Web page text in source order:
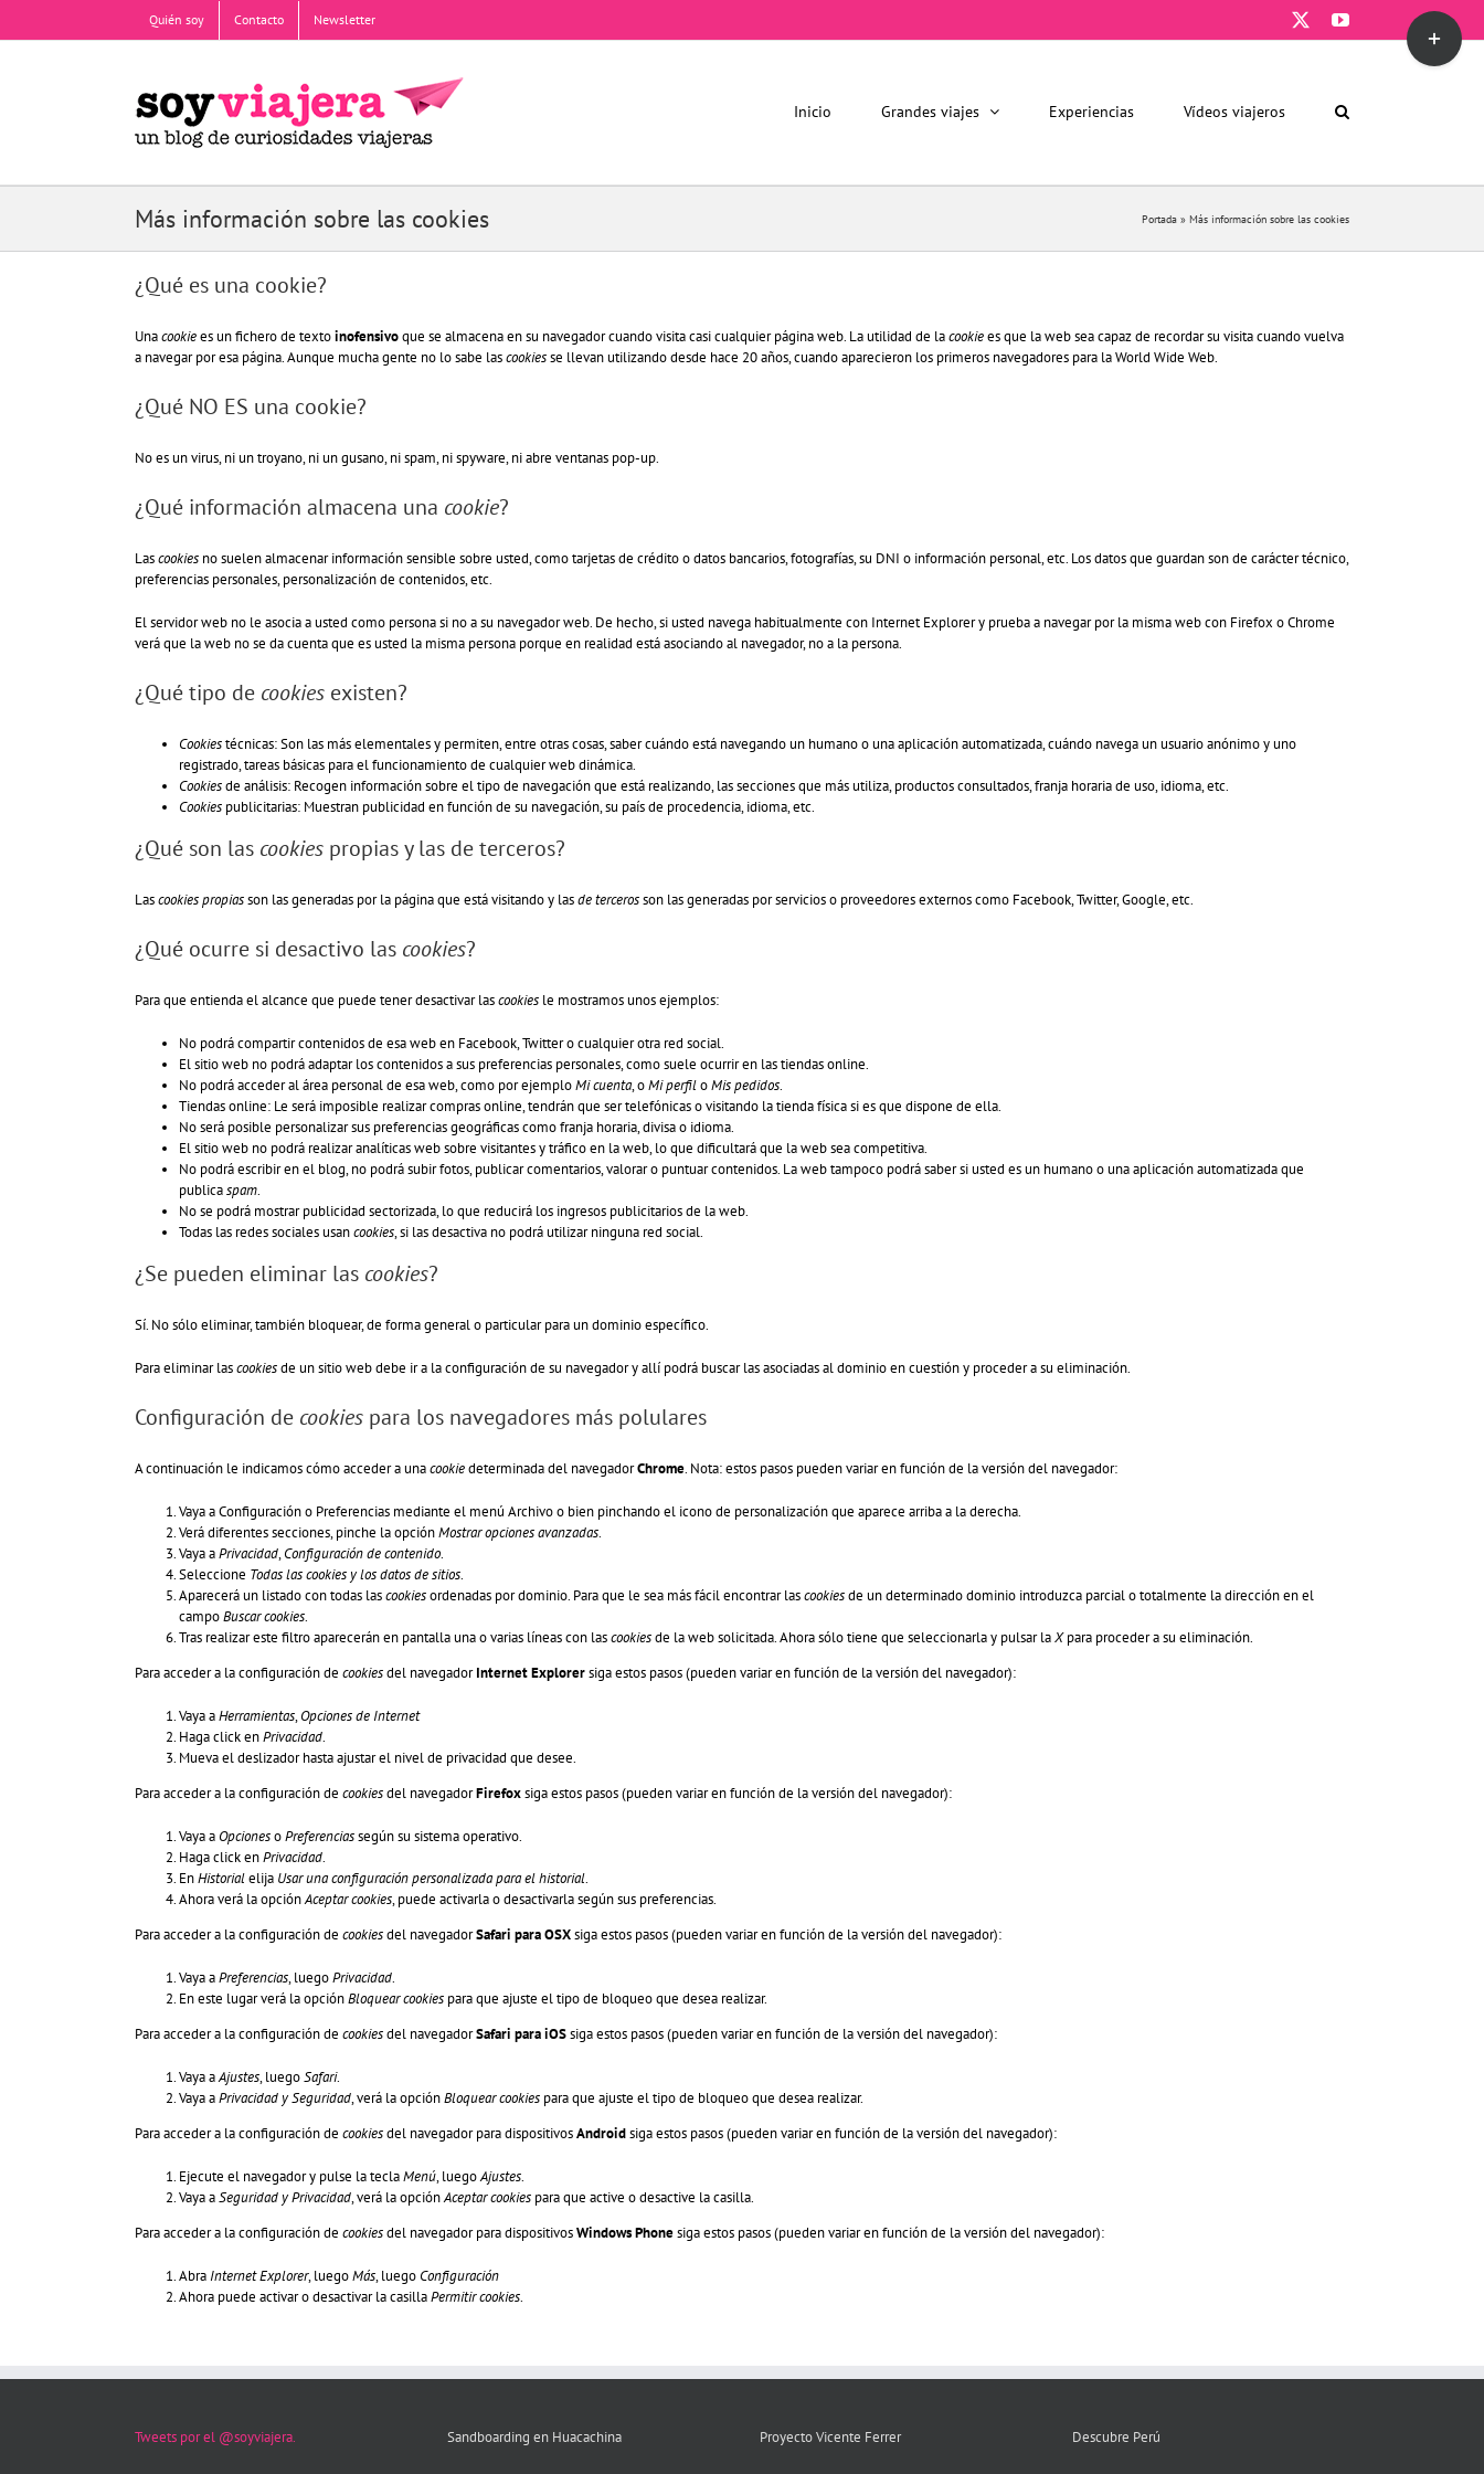
Quién soy Contacto Newsletter YouTube
Inicio Grandes viajes Experiencias Vídeos viajeros
Más información sobre las cookies Portada » Más información sobre las cookies
¿Qué es una cookie?
Unacookiees un fichero de textoinofensivoque se almacena en su navegador cuando visita casi cualquier página web. La utilidad de lacookiees que la web sea capaz de recordar su visita cuando vuelva
a navegar por esa página. Aunque mucha gente no lo sabe lascookiesse llevan utilizando desde hace 20 años, cuando aparecieron los primeros navegadores para la World Wide Web.
¿Qué NO ES una cookie?
No es un virus, ni un troyano, ni un gusano, ni spam, ni spyware, ni abre ventanas pop-up.
¿Qué información almacena una cookie?
Lascookies no suelen almacenar información sensible sobre usted, como tarjetas de crédito o datos bancarios, fotografías, su DNI o información personal, etc. Los datos que guardan son de carácter técnico,
preferencias personales, personalización de contenidos, etc.
El servidor web no le asocia a usted como persona si no a su navegador web. De hecho, si usted navega habitualmente con Internet Explorer y prueba a navegar por la misma web con Firefox o Chrome
verá que la web no se da cuenta que es usted la misma persona porque en realidad está asociando al navegador, no a la persona.
¿Qué tipo de cookies existen?
Cookiestécnicas: Son las más elementales y permiten, entre otras cosas, saber cuándo está navegando un humano o una aplicación automatizada, cuándo navega un usuario anónimo y uno
registrado, tareas básicas para el funcionamiento de cualquier web dinámica.
Cookiesde análisis: Recogen información sobre el tipo de navegación que está realizando, las secciones que más utiliza, productos consultados, franja horaria de uso, idioma, etc.
Cookies publicitarias: Muestran publicidad en función de su navegación, su país de procedencia, idioma, etc.
¿Qué son las cookies propias y las de terceros?
Lascookies propiasson las generadas por la página que está visitando y lasde tercerosson las generadas por servicios o proveedores externos como Facebook, Twitter, Google, etc.
¿Qué ocurre si desactivo las cookies?
Para que entienda el alcance que puede tener desactivar lascookies le mostramos unos ejemplos:
No podrá compartir contenidos de esa web en Facebook, Twitter o cualquier otra red social.
El sitio web no podrá adaptar los contenidos a sus preferencias personales, como suele ocurrir en las tiendas online.
No podrá acceder al área personal de esa web, como por ejemploMi cuenta, oMi perfiloMis pedidos.
Tiendas online: Le será imposible realizar compras online, tendrán que ser telefónicas o visitando la tienda física si es que dispone de ella.
No será posible personalizar sus preferencias geográficas como franja horaria, divisa o idioma.
El sitio web no podrá realizar analíticas web sobre visitantes y tráfico en la web, lo que dificultará que la web sea competitiva.
No podrá escribir en el blog, no podrá subir fotos, publicar comentarios, valorar o puntuar contenidos. La web tampoco podrá saber si usted es un humano o una aplicación automatizada que
publicaspam.
No se podrá mostrar publicidad sectorizada, lo que reducirá los ingresos publicitarios de la web.
Todas las redes sociales usancookies, si las desactiva no podrá utilizar ninguna red social.
¿Se pueden eliminar las cookies?
Sí. No sólo eliminar, también bloquear, de forma general o particular para un dominio específico.
Para eliminar lascookiesde un sitio web debe ir a la configuración de su navegador y allí podrá buscar las asociadas al dominio en cuestión y proceder a su eliminación.
Configuración de cookies para los navegadores más polulares
A continuación le indicamos cómo acceder a unacookiedeterminada del navegadorChrome. Nota: estos pasos pueden variar en función de la versión del navegador:
Vaya a Configuración o Preferencias mediante el menú Archivo o bien pinchando el icono de personalización que aparece arriba a la derecha.
Verá diferentes secciones, pinche la opciónMostrar opciones avanzadas.
Vaya aPrivacidad,Configuración de contenido.
Seleccione Todas lascookies y los datos de sitios.
Aparecerá un listado con todas lascookiesordenadas por dominio. Para que le sea más fácil encontrar lascookiesde un determinado dominio introduzca parcial o totalmente la dirección en el
campoBuscar cookies.
Tras realizar este filtro aparecerán en pantalla una o varias líneas con lascookiesde la web solicitada. Ahora sólo tiene que seleccionarla y pulsar laXpara proceder a su eliminación.
Para acceder a la configuración de cookiesdel navegadorInternet Explorersiga estos pasos (pueden variar en función de la versión del navegador):
Vaya aHerramientas,Opciones de Internet
Haga click enPrivacidad.
Mueva el deslizador hasta ajustar el nivel de privacidad que desee.
Para acceder a la configuración de cookiesdel navegadorFirefoxsiga estos pasos (pueden variar en función de la versión del navegador):
Vaya a OpcionesoPreferenciassegún su sistema operativo.
Haga click enPrivacidad.
EnHistorialelija Usar una configuración personalizada para el historial.
Ahora verá la opciónAceptar cookies, puede activarla o desactivarla según sus preferencias.
Para acceder a la configuración de cookiesdel navegadorSafari para OSXsiga estos pasos (pueden variar en función de la versión del navegador):
Vaya aPreferencias, luegoPrivacidad.
En este lugar verá la opciónBloquear cookies para que ajuste el tipo de bloqueo que desea realizar.
Para acceder a la configuración de cookiesdel navegadorSafari para iOSsiga estos pasos (pueden variar en función de la versión del navegador):
Vaya aAjustes, luegoSafari.
Vaya aPrivacidad y Seguridad, verá la opciónBloquear cookies para que ajuste el tipo de bloqueo que desea realizar.
Para acceder a la configuración de cookiesdel navegador para dispositivosAndroidsiga estos pasos (pueden variar en función de la versión del navegador):
Ejecute el navegador y pulse la teclaMenú, luegoAjustes.
Vaya aSeguridad y Privacidad, verá la opciónAceptar cookies para que active o desactive la casilla.
Para acceder a la configuración de cookiesdel navegador para dispositivosWindows Phonesiga estos pasos (pueden variar en función de la versión del navegador):
Abra Internet Explorer, luegoMás, luego Configuración
Ahora puede activar o desactivar la casillaPermitir cookies.
Tweets por el @soyviajera. Sandboarding en Huacachina Proyecto Vicente Ferrer Descubre Perú
Toggle
Sliding
Bar